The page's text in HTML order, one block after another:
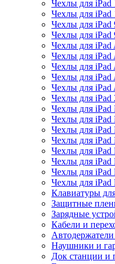
Чехлы для iPad
Чехлы для iPad
Чехлы для iPad
Чехлы для iPad
Чехлы для iPad
Чехлы для iPad
Чехлы для iPad
Чехлы для iPad
Чехлы для iPad
Чехлы для iPad
Чехлы для iPad
Чехлы для iPad
Чехлы для iPad
Чехлы для iPad
Чехлы для iPad
Чехлы для iPad
Чехлы для iPad
Чехлы для iPad
Клавиатуры
Защитные
Зарядные
Кабели и
Наушники и
Док станции и